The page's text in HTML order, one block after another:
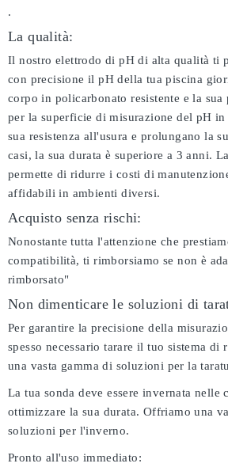
.
La qualità:
Il nostro elettrodo di pH di alta qualità ti
con precisione il pH della tua piscina
corpo in policarbonato resistente e la sua
per la superficie di misurazione del pH
sua resistenza all'usura e prolungano la
casi, la sua durata è superiore a 3 anni.
permette di ridurre i costi di
affidabili in ambienti diversi.
Acquisto senza rischi:
Nonostante tutta l'attenzione che
compatibilità, ti rimborsiamo se non è
rimborsato"
Non dimenticare le soluzioni di
Per garantire la precisione della
spesso necessario tarare il tuo sistema di
una vasta gamma di soluzioni per la
La tua sonda deve essere invernata
ottimizzare la sua durata. Offriamo una
soluzioni per l'inverno.
Pronto all'uso immediato: